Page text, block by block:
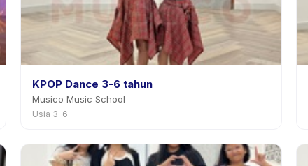
KPOP Dance 3-6 tahun
Musico Music School
Usia 3–6